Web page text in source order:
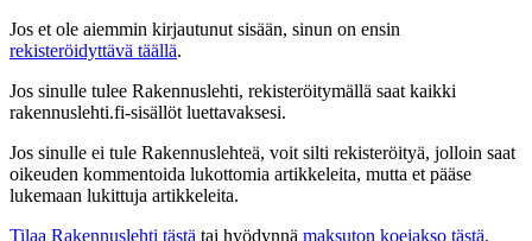
Jos et ole aiemmin kirjautunut sisään, sinun on ensin
rekisteröidyttävä täällä.
Jos sinulle tulee Rakennuslehti, rekisteröitymällä saat kaikki
rakennuslehti.fi-sisällöt luettavaksesi.
Jos sinulle ei tule Rakennuslehteä, voit silti rekisteröityä, jolloin saat
oikeuden kommentoida lukottomia artikkeleita, mutta et pääse
lukemaan lukittuja artikkeleita.
Tilaa Rakennuslehti tästä tai hyödynnä maksuton koejakso tästä.